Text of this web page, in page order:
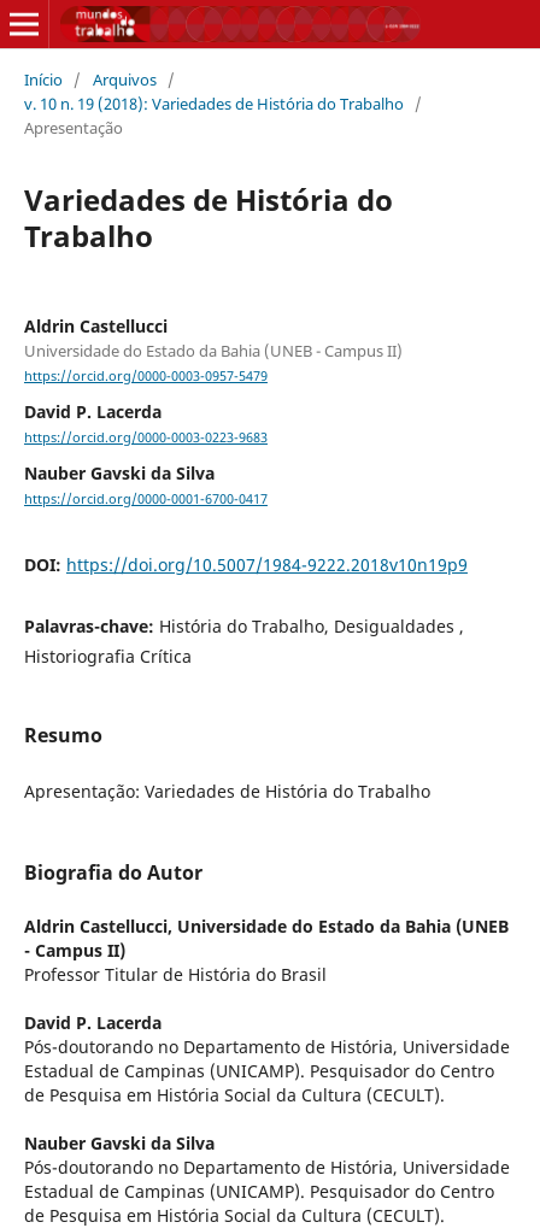
Início / Arquivos /
v. 10 n. 19 (2018): Variedades de História do Trabalho /
Apresentação
Variedades de História do
Trabalho
Aldrin Castellucci
Universidade do Estado da Bahia (UNEB - Campus II)
https://orcid.org/0000-0003-0957-5479
David P. Lacerda
https://orcid.org/0000-0003-0223-9683
Nauber Gavski da Silva
https://orcid.org/0000-0001-6700-0417
DOI: https://doi.org/10.5007/1984-9222.2018v10n19p9
Palavras-chave: História do Trabalho, Desigualdades ,
Historiografia Crítica
Resumo
Apresentação: Variedades de História do Trabalho
Biografia do Autor
Aldrin Castellucci, Universidade do Estado da Bahia (UNEB
- Campus II)
Professor Titular de História do Brasil
David P. Lacerda
Pós-doutorando no Departamento de História, Universidade
Estadual de Campinas (UNICAMP). Pesquisador do Centro
de Pesquisa em História Social da Cultura (CECULT).
Nauber Gavski da Silva
Pós-doutorando no Departamento de História, Universidade
Estadual de Campinas (UNICAMP). Pesquisador do Centro
de Pesquisa em História Social da Cultura (CECULT).